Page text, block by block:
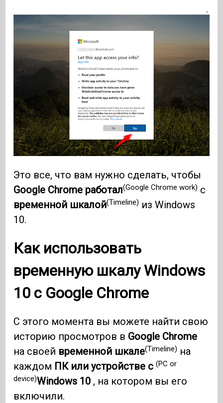
Это все, что вам нужно сделать, чтобы
Google Chrome работал(Google Chrome work) с
временной шкалой(Timeline) из Windows
10.
Как использовать
временную шкалуWindows
10 с Google Chrome
С этого момента вы можете найти свою
историю просмотров в Google Chrome
на своей временной шкале(Timeline) на
каждом ПК или устройстве с(PC or
device)Windows 10 , на котором вы его
включили.